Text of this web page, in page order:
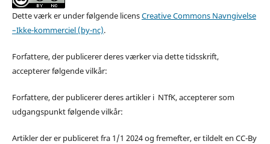
Dette værk er under følgende licensCreative Commons Navngivelse
–Ikke-kommerciel (by-nc).
Forfattere, der publicerer deres værker via dette tidsskrift,
accepterer følgende vilkår:
Forfattere, der publicerer deres artikler i NTfK, accepterer som
udgangspunkt følgende vilkår:
Artikler der er publiceret fra 1/1 2024 og fremefter, er tildelt en CC-By